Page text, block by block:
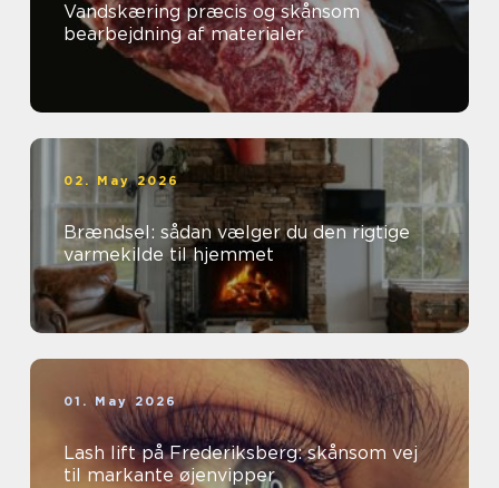
Vandskæring præcis og skånsom
bearbejdning af materialer
02. May 2026
Brændsel: sådan vælger du den rigtige
varmekilde til hjemmet
01. May 2026
Lash lift på Frederiksberg: skånsom vej
til markante øjenvipper